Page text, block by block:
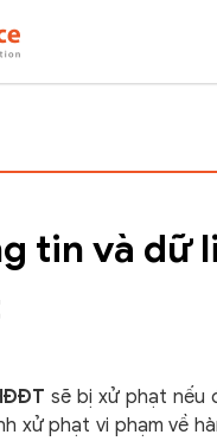
tin và dữ
sẽ bị xử phạt nếu
xử phạt vi phạm về